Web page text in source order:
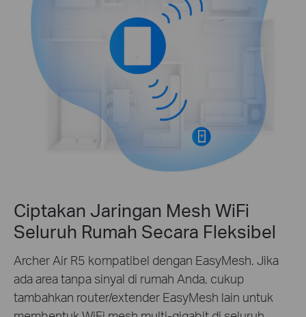
Ciptakan Jaringan Mesh WiFi
Seluruh Rumah Secara Fleksibel
Archer Air R5 kompatibel dengan EasyMesh. Jika
ada area tanpa sinyal di rumah Anda, cukup
tambahkan router/extender EasyMesh lain untuk